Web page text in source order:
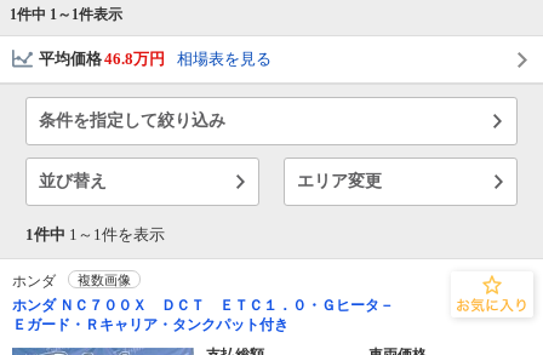
1件中 1～ 1件表示
平均価格46.8万円 相場表を見る
条件を指定して絞り込み
並び替え エリア変更
1件中 1～ 1件を表示
ホンダ 複数画像
ホンダ ＮＣ７００Ｘ ＤＣＴ ＥＴＣ１．０・Ｇヒータ－
Ｅガード・Ｒキャリア・タンクパット付き